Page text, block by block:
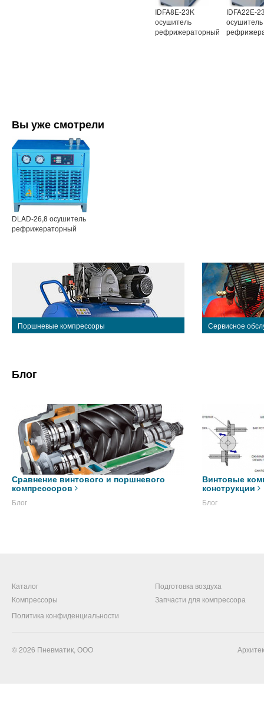
IDFA8E-23K
осушитель
рефрижераторный
IDFA22E-
осушитель
Вы уже смотрели
DLAD-26,8 осушитель
рефрижераторный
Поршневые компрессоры Сервисное
Блог
Сравнение винтового и поршневого
компрессоров
Блог
Винтовые
конструкции
Блог
Каталог
Компрессоры
Подготовка воздуха
Запчасти для компрессора
Политика конфиденциальности
© 2026 Пневматик, ООО